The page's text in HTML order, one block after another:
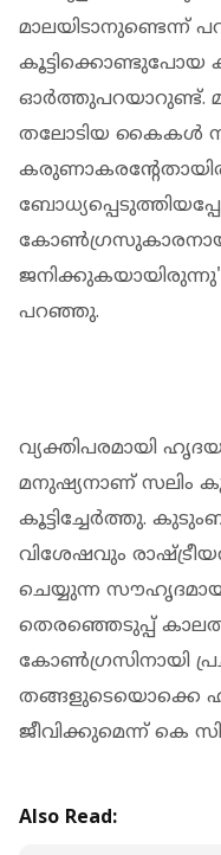
മാലയിടാനുണ്ടെന്ന്
കൂട്ടിക്കൊണ്ടുപോയ
ഓര്‍ത്തുപറയാറുണ്ട്.
തലോടിയ കൈകള്‍
കോണ്‍ഗ്രസുകാരനായ
പറഞ്ഞു.
വ്യക്തിപരമായി
മനുഷ്യനാണ് സലിം
കൂട്ടിച്ചേര്‍ത്തു.
വിശേഷവും
ചെയ്യുന്ന
തെരഞ്ഞെടുപ്പ്
കോണ്‍ഗ്രസിനായി
തങ്ങളുടെയൊക്കെ
ജീവിക്കുമെന്ന്
Also Read: